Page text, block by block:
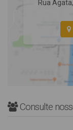
Rua Ágata,
Consulte